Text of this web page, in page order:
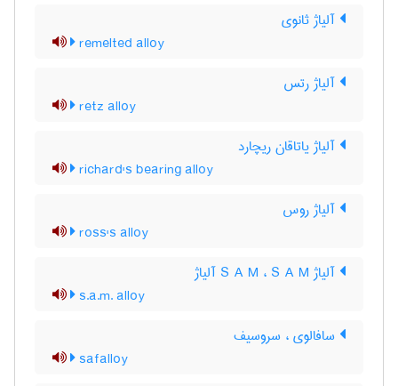
آلیاژ ثانوی
remelted alloy
آلیاژ رتس
retz alloy
آلیاژ یاتاقان ریچارد
richard's bearing alloy
آلیاژ روس
ross's alloy
آلیاژ S A M ، S A M آلیاژ
s.a.m. alloy
سافالوی ، سروسیف
safalloy